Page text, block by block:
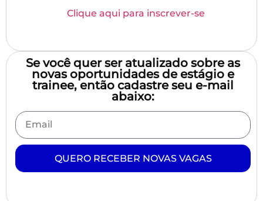
Clique aqui para inscrever-se
Se você quer ser atualizado sobre as
novas oportunidades de estágio e
trainee, então cadastre seu e-mail
abaixo:
QUERO RECEBER NOVAS VAGAS